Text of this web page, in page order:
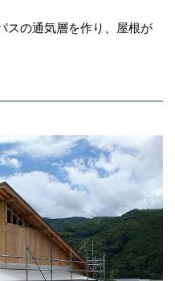
スの通気層を作り、屋根が